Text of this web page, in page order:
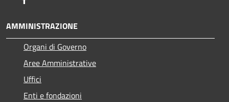
AMMINISTRAZIONE
Organi di Governo
Aree Amministrative
Uffici
Enti e fondazioni